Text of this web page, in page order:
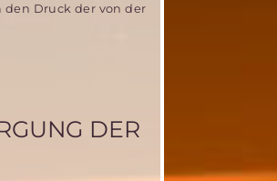
Druck der von der
DER